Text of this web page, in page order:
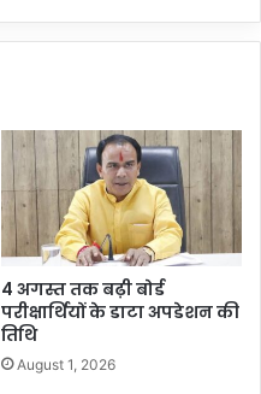
4 अगस्त तक बढ़ी बोर्ड
परीक्षार्थियों के डाटा अपडेशन की
तिथि
August 1, 2026